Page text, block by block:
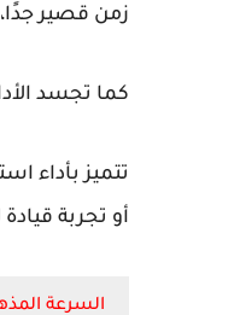
زمن قصير جدًا،
كما تجسد
تتميز بأداء
أو تجربة
السرعة